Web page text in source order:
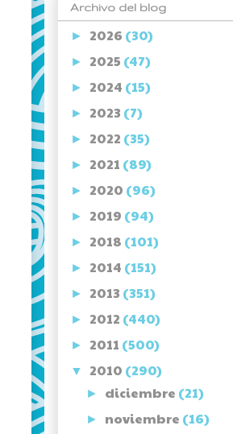
Archivo del blog
► 2026 (30)
► 2025 (47)
► 2024 (15)
► 2023 (7)
► 2022 (35)
► 2021 (89)
► 2020 (96)
► 2019 (94)
► 2018 (101)
► 2014 (151)
► 2013 (351)
► 2012 (440)
► 2011 (500)
▼ 2010 (290)
► diciembre (21)
► noviembre (16)